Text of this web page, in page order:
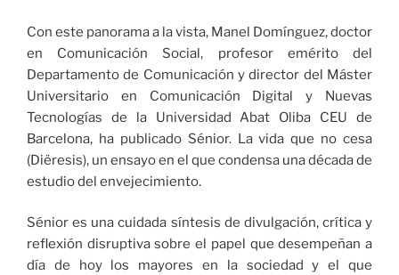
Con este panorama a la vista, Manel Domínguez, doctor
en Comunicación Social, profesor emérito del
Departamento de Comunicación y director del Máster
Universitario en Comunicación Digital y Nuevas
Tecnologías de la Universidad Abat Oliba CEU de
Barcelona, ha publicado Sénior. La vida que no cesa
(Diëresis), un ensayo en el que condensa una década de
estudio del envejecimiento.
Sénior es una cuidada síntesis de divulgación, crítica y
reflexión disruptiva sobre el papel que desempeñan a
día de hoy los mayores en la sociedad y el que